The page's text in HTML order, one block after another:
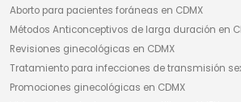
Aborto para pacientes foráneas en CDMX
Métodos Anticonceptivos de larga duración en
Revisiones ginecológicas en CDMX
Tratamiento para infecciones de transmisión
Promociones ginecológicas en CDMX